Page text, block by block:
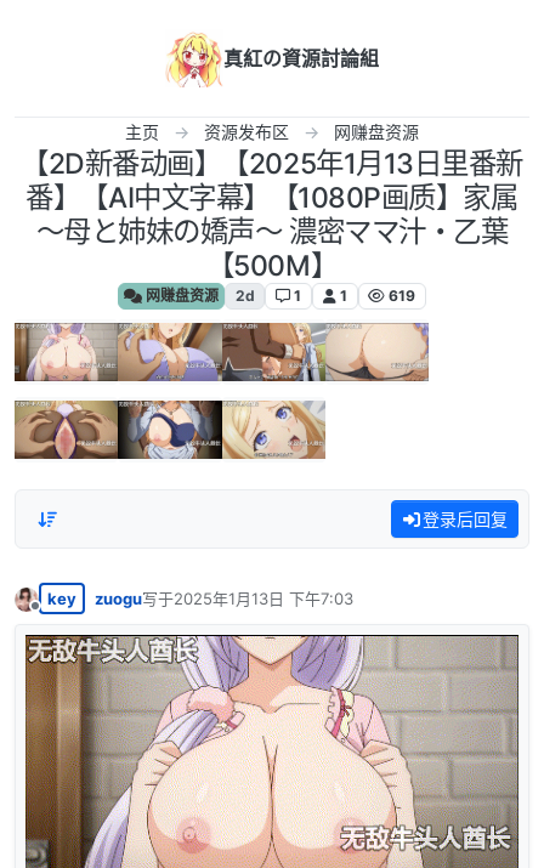
真紅の資源討論組
主页 资源发布区 网赚盘资源
【2D新番动画】【2025年1月13日里番新
番】【AI中文字幕】【1080P画质】家属
～母と姉妹の嬌声～ 濃密ママ汁・乙葉
【500M】
网赚盘资源 2d 1 1 619
登录后回复
离线
key zuogu写于2025年1月13日 下午7:03
最后由 编辑